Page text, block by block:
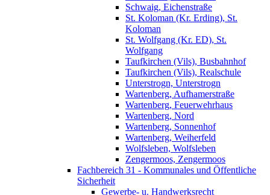
Schwaig, Eichenstraße
St. Koloman (Kr. Erding), St.
Koloman
St. Wolfgang (Kr. ED), St.
Wolfgang
Taufkirchen (Vils), Busbahnhof
Taufkirchen (Vils), Realschule
Unterstrogn, Unterstrogn
Wartenberg, Aufhamerstraße
Wartenberg, Feuerwehrhaus
Wartenberg, Nord
Wartenberg, Sonnenhof
Wartenberg, Weiherfeld
Wolfsleben, Wolfsleben
Zengermoos, Zengermoos
Fachbereich 31 - Kommunales und Öffentliche
Sicherheit
Gewerbe- u. Handwerksrecht